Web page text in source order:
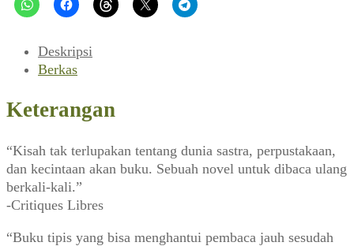
Deskripsi
Berkas
Keterangan
“Kisah tak terlupakan tentang dunia sastra, perpustakaan,
dan kecintaan akan buku. Sebuah novel untuk dibaca ulang
berkali-kali.”
-Critiques Libres
“Buku tipis yang bisa menghantui pembaca jauh sesudah